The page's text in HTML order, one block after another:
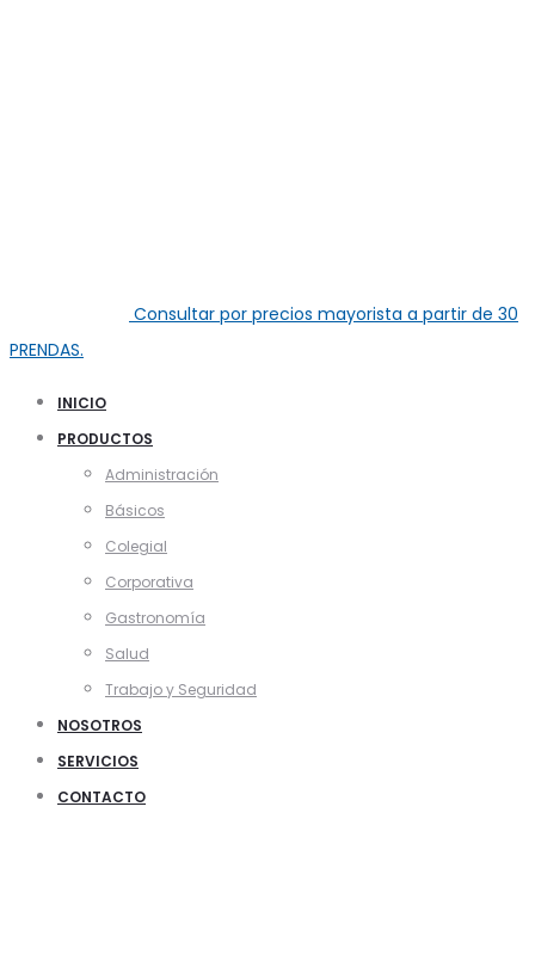
Consultar por precios mayorista a partir de 30
PRENDAS.
INICIO
PRODUCTOS
Administración
Básicos
Colegial
Corporativa
Gastronomía
Salud
Trabajo y Seguridad
NOSOTROS
SERVICIOS
CONTACTO